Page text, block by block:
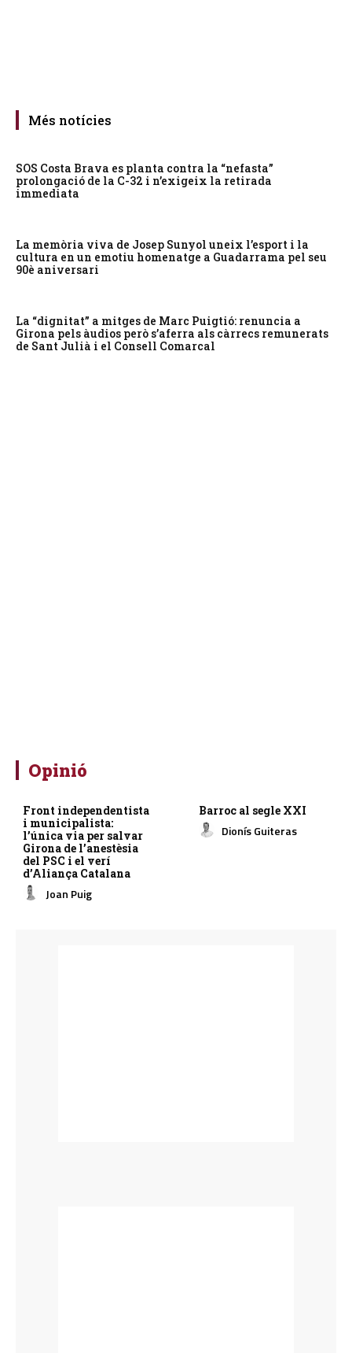
Més notícies
SOS Costa Brava es planta contra la “nefasta”
prolongació de la C-32 i n’exigeix la retirada
immediata
La memòria viva de Josep Sunyol uneix l’esport i la
cultura en un emotiu homenatge a Guadarrama pel seu
90è aniversari
La “dignitat” a mitges de Marc Puigtió: renuncia a
Girona pels àudios però s’aferra als càrrecs remunerats
de Sant Julià i el Consell Comarcal
Opinió
Front independentista
i municipalista:
l’única via per salvar
Girona de l’anestèsia
del PSC i el verí
d’Aliança Catalana
Joan Puig
Barroc al segle XXI
Dionís Guiteras